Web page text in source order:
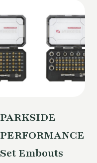
PARKSIDE
PERFORMANCE®
Set Embouts